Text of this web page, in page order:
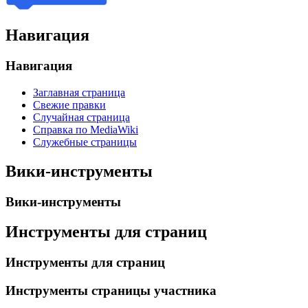
Навигация
Навигация
Заглавная страница
Свежие правки
Случайная страница
Справка по MediaWiki
Служебные страницы
Вики-инструменты
Вики-инструменты
Инструменты для страниц
Инструменты для страниц
Инструменты страницы участника